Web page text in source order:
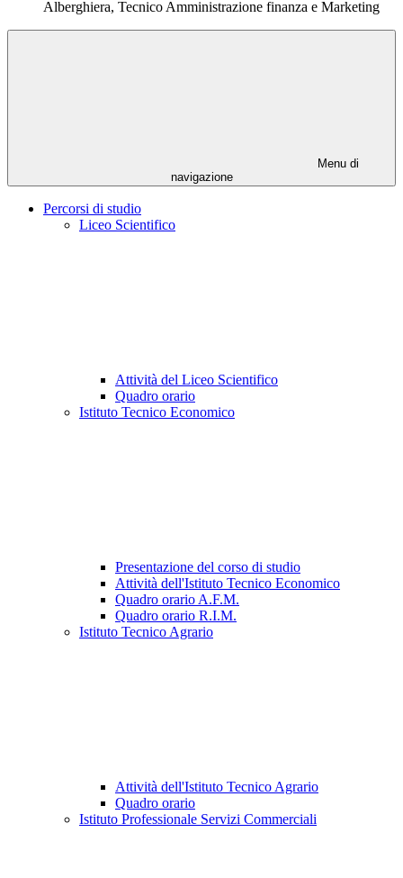
Alberghiera, Tecnico Amministrazione finanza e Marketing
Menu di
navigazione
Percorsi di studio
Liceo Scientifico
Attività del Liceo Scientifico
Quadro orario
Istituto Tecnico Economico
Presentazione del corso di studio
Attività dell'Istituto Tecnico Economico
Quadro orario A.F.M.
Quadro orario R.I.M.
Istituto Tecnico Agrario
Attività dell'Istituto Tecnico Agrario
Quadro orario
Istituto Professionale Servizi Commerciali